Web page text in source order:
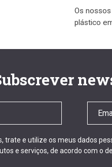
Os
plástico
trate e utilize os meus dados
e serviços, de acordo com o